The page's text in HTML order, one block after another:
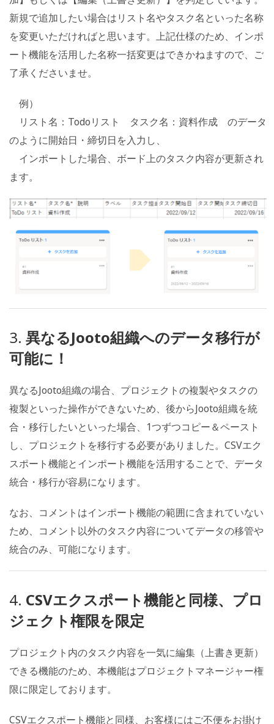
新規で追加したい場合はリスト名やタスク名といった名称
を変更いただければと思います。上記仕様のため、インポ
ート機能を活用した名称一括変更はできかねますので、ご
了承くださいませ。
例）
リスト名：Todoリスト タスク名：資料作成 のデータ
のように開始日・締切日を入力し、
インポートした場合、ボード上のタスク内容が更新され
ます。
3. 異なるJooto組織へのデータ移行が
可能に！
異なるJooto組織の場合、プロジェクトの複製やタスクの
複製といった操作ができないため、後からJooto組織を統
合・移行したいといった場合、1つずつコピー＆ペースト
し、プロジェクトを移行する必要がありました。CSVエク
スポート機能とインポート機能を活用することで、データ
統合・移行が容易になります。
なお、コメントはインポート機能の範囲に含まれていない
ため、コメント以外のタスク内容についてデータの移管や
統合のみ、可能になります。
4. CSVエクスポート機能と同様、プロ
ジェクト権限を限定
プロジェクト内のタスク内容を一気に編集（上書き更新）
できる機能のため、本機能はプロジェクトマネージャー権
限に限定しております。
CSVエクスポート機能と同様、お客様にはご不便をお掛け